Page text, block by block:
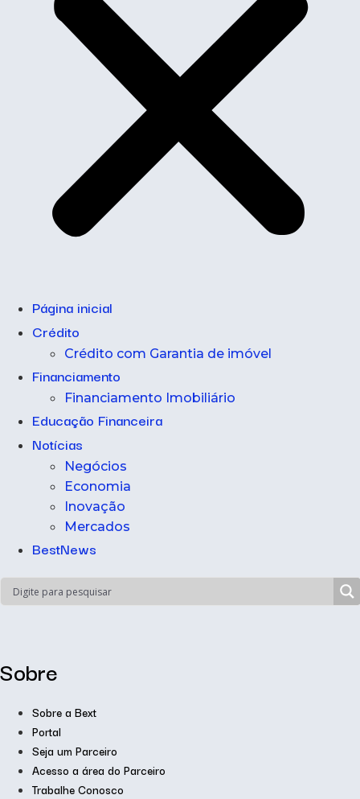
Página inicial
Crédito
Crédito com Garantia de imóvel
Financiamento
Financiamento Imobiliário
Educação Financeira
Notícias
Negócios
Economia
Inovação
Mercados
BestNews
Sobre
Sobre a Bext
Portal
Seja um Parceiro
Acesso a área do Parceiro
Trabalhe Conosco